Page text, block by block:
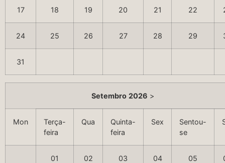
17 18 19 20 21 22
24 25 26 27 28 29
31
Setembro 2026 >
Mon
Terça-
feira
Qua
Quinta-
feira
Sex
Sentou-
se
01 02 03 04 05